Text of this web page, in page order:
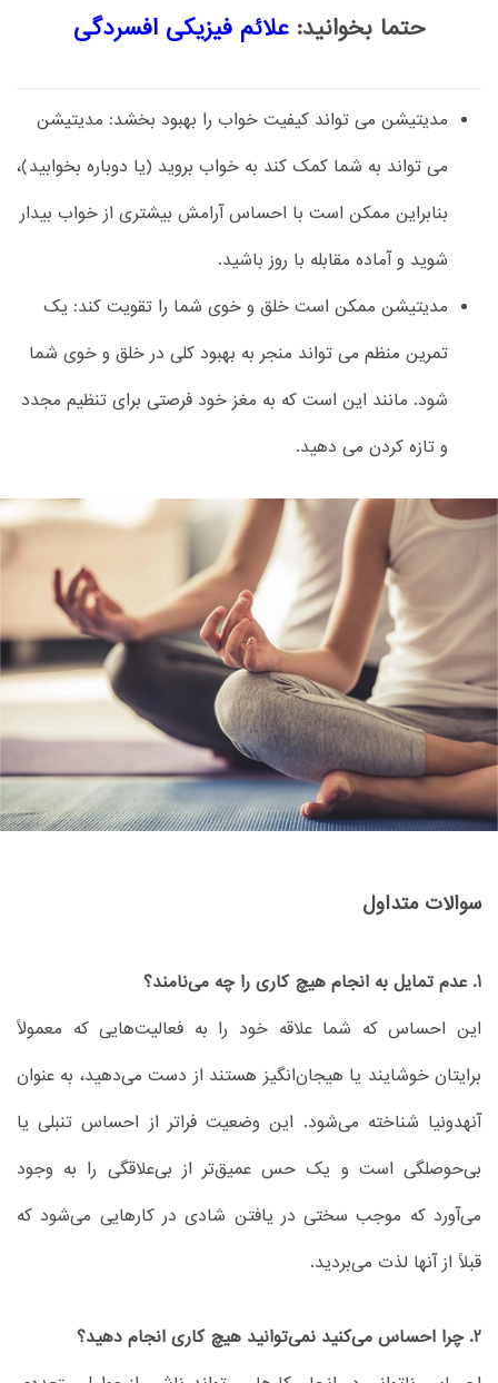
حتما بخوانید: علائم فیزیکی افسردگی
مدیتیشن می تواند کیفیت خواب را بهبود بخشد: مدیتیشن
می تواند به شما کمک کند به خواب بروید (یا دوباره بخوابید)،
بنابراین ممکن است با احساس آرامش بیشتری از خواب بیدار
شوید و آماده مقابله با روز باشید.
مدیتیشن ممکن است خلق و خوی شما را تقویت کند: یک
تمرین منظم می تواند منجر به بهبود کلی در خلق و خوی شما
شود. مانند این است که به مغز خود فرصتی برای تنظیم مجدد
و تازه کردن می دهید.
سوالات متداول
1. عدم تمایل به انجام هیچ کاری را چه می‌نامند؟
این احساس که شما علاقه خود را به فعالیت‌هایی که معمولاً
برایتان خوشایند یا هیجان‌انگیز هستند از دست می‌دهید، به عنوان
آنهدونیا شناخته می‌شود. این وضعیت فراتر از احساس تنبلی یا
بی‌حوصلگی است و یک حس عمیق‌تر از بی‌علاقگی را به وجود
می‌آورد که موجب سختی در یافتن شادی در کارهایی می‌شود که
قبلاً از آنها لذت می‌بردید.
2. چرا احساس می‌کنید نمی‌توانید هیچ کاری انجام دهید؟